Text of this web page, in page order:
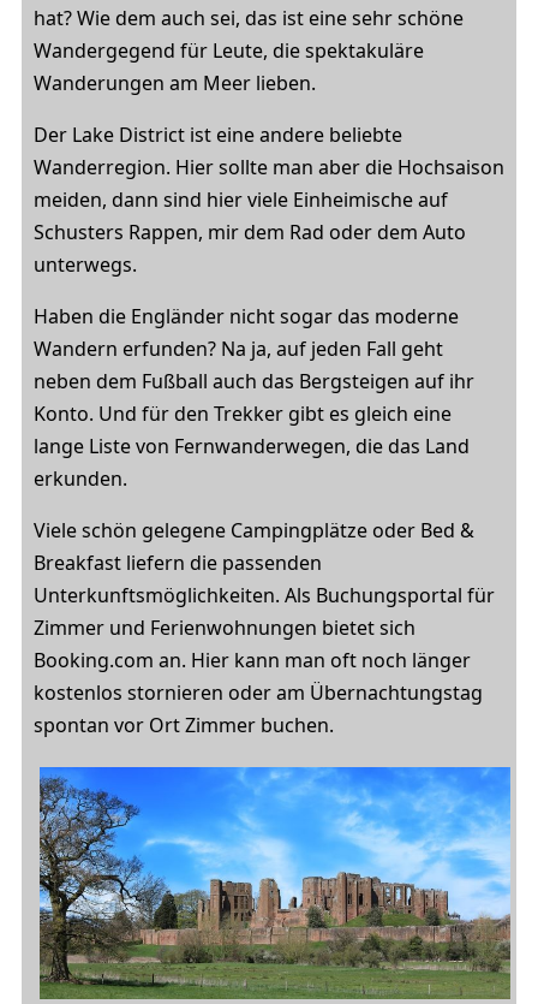
hat? Wie dem auch sei, das ist eine sehr schöne
Wandergegend für Leute, die spektakuläre
Wanderungen am Meer lieben.
Der Lake District ist eine andere beliebte
Wanderregion. Hier sollte man aber die Hochsaison
meiden, dann sind hier viele Einheimische auf
Schusters Rappen, mir dem Rad oder dem Auto
unterwegs.
Haben die Engländer nicht sogar das moderne
Wandern erfunden? Na ja, auf jeden Fall geht
neben dem Fußball auch das Bergsteigen auf ihr
Konto. Und für den Trekker gibt es gleich eine
lange Liste von Fernwanderwegen, die das Land
erkunden.
Viele schön gelegene Campingplätze oder Bed &
Breakfast liefern die passenden
Unterkunftsmöglichkeiten. Als Buchungsportal für
Zimmer und Ferienwohnungen bietet sich
Booking.com an. Hier kann man oft noch länger
kostenlos stornieren oder am Übernachtungstag
spontan vor Ort Zimmer buchen.